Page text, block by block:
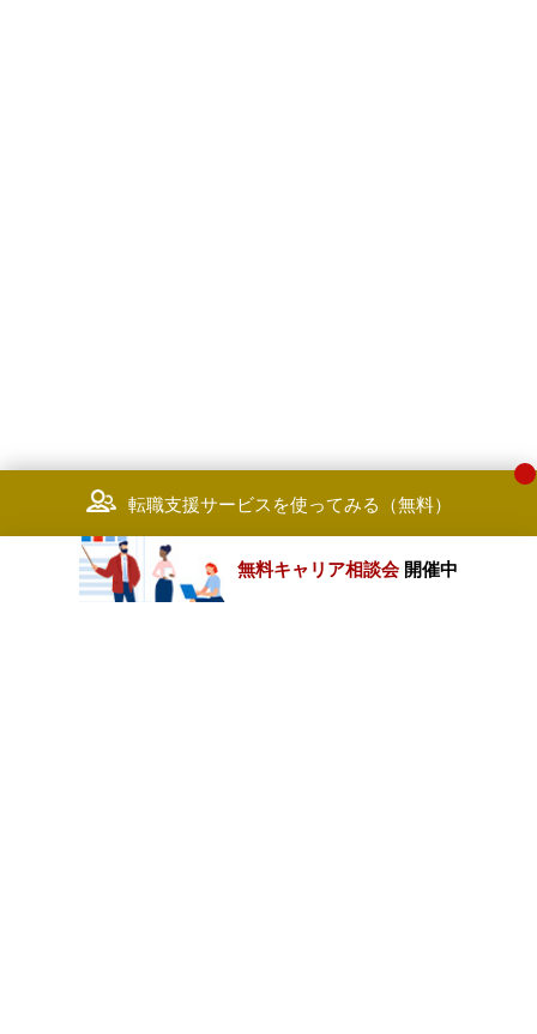
転職支援サービスを使ってみる（無料）
無料キャリア相談会 開催中